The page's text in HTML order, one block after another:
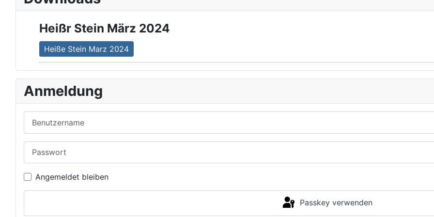
Heißr Stein März 2024
Heiße Stein Marz 2024
Anmeldung
Angemeldet bleiben
Passkey verwenden